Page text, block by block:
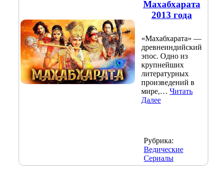
Махабхарата
2013 года
«Махабхарата» —
древнеиндийский
эпос. Одно из
крупнейших
литературных
произведений в
мире,… Читать
Далее
Рубрика:
Ведические
Сериалы